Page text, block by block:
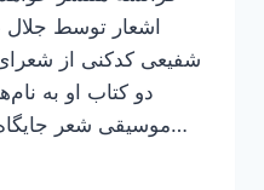
اشعار توسط جلال
شفیعی کدکنی از
دو کتاب او به
موسیقی شعر جایگاه ویژه‌ای در ادبیات فارسی…